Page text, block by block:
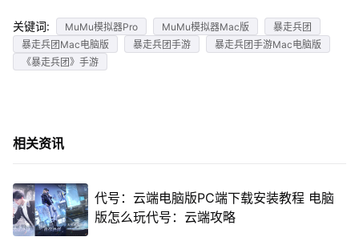
关键词: MuMu模拟器Pro MuMu模拟器Mac版
暴走兵团
暴走兵团Mac电脑版
暴走兵团手游
暴走兵团手游Mac电脑版
《暴走兵团》手游
相关资讯
代号：云端电脑版PC端下载安装教程 电脑
版怎么玩代号：云端攻略